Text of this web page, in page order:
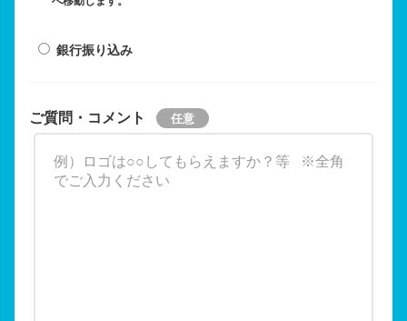
銀行振り込み
ご質問・コメント